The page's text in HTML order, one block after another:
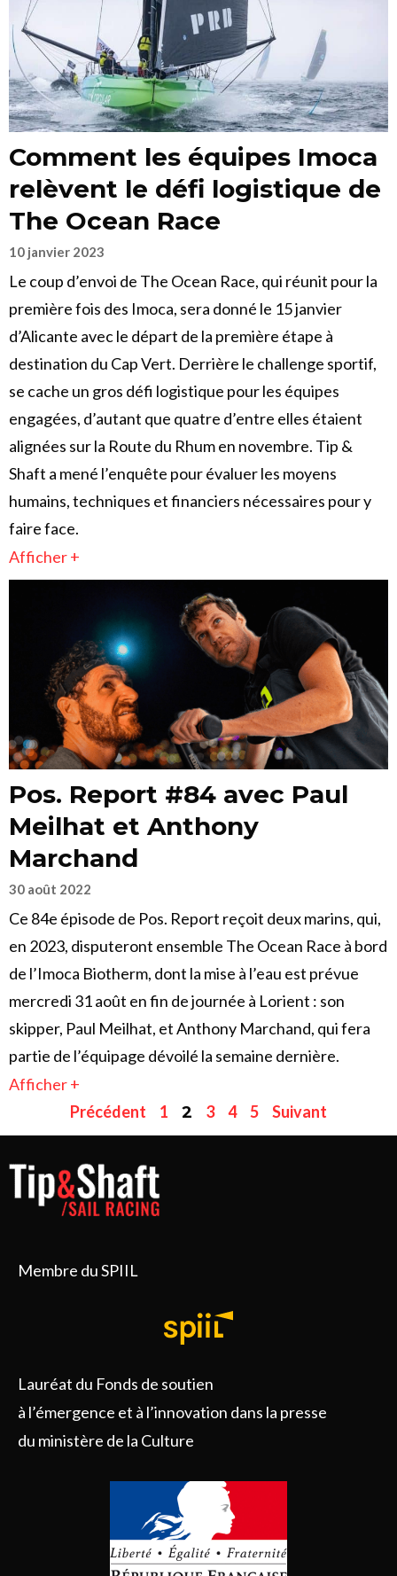
Comment les équipes Imoca
relèvent le défi logistique de
The Ocean Race
10 janvier 2023
Le coup d’envoi de The Ocean Race, qui réunit pour la
première fois des Imoca, sera donné le 15 janvier
d’Alicante avec le départ de la première étape à
destination du Cap Vert. Derrière le challenge sportif,
se cache un gros défi logistique pour les équipes
engagées, d’autant que quatre d’entre elles étaient
alignées sur la Route du Rhum en novembre. Tip &
Shaft a mené l’enquête pour évaluer les moyens
humains, techniques et financiers nécessaires pour y
faire face.
Afficher +
Pos. Report #84 avec Paul
Meilhat et Anthony
Marchand
30 août 2022
Ce 84e épisode de Pos. Report reçoit deux marins, qui,
en 2023, disputeront ensemble The Ocean Race à bord
de l’Imoca Biotherm, dont la mise à l’eau est prévue
mercredi 31 août en fin de journée à Lorient : son
skipper, Paul Meilhat, et Anthony Marchand, qui fera
partie de l’équipage dévoilé la semaine dernière.
Afficher +
Précédent
1 2 3 4 5 Suivant
Membre du SPIIL
Lauréat du Fonds de soutien
à l’émergence et à l’innovation dans la presse
du ministère de la Culture